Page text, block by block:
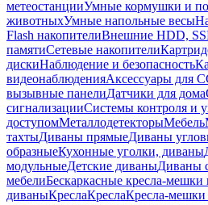
метеостанцииУмные кормушки и
животныхУмные напольные весы
Flash накопителиВнешние HDD,
памятиСетевые накопители
дискиНаблюдение и безопасность
видеонаблюденияАксессуары для
вызывные панелиДатчики для дома
сигнализацииСистемы контроля и
доступомМеталлодетекторыМебель
тахтыДиваны прямыеДиваны
образныеКухонные уголки, диваны
модульныеДетские диваныДиваны
мебелиБескаркасные кресла-
диваныКреслаКреслаКресла-